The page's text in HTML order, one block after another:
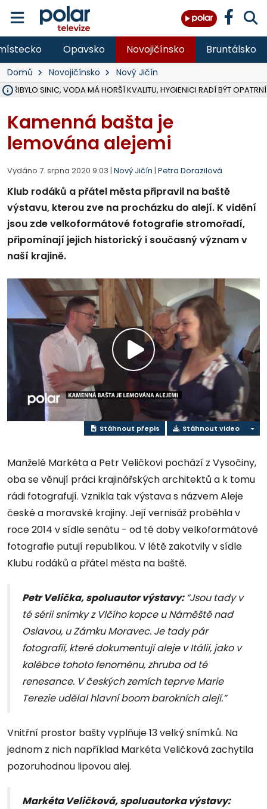
Opavsko Novojičínsko Bruntálsko
Domů Novojičínsko Nový Jičín
PŘIBYLO SINIC, VODA MÁ HORŠÍ KVALITU, HYGIENICI RADÍ BÝT OPATRNÍ
Kamenná bašta je
lemována alejemi
Vydáno 7. srpna 2020 9:03 | Nový Jičín | Petra Dorazilová
Klub rodáků a přátel města připravil na baště
výstavu, kterou zve na procházku do alejí. K vidění
jsou zde velkoformátové fotografie stromořadí,
připomínají jejich historický i současný význam v
naší krajině.
Přehrát
video
Stáhnout přepis Stáhnout video
Manželé Markéta a Petr Veličkovi pochází z Vysočiny,
oba se věnují práci krajinářských architektů a k tomu
rádi fotografují. Vznikla tak výstava s názvem Aleje
české a moravské krajiny. Její vernisáž proběhla v
roce 2014 v sídle senátu - od té doby velkoformátové
fotografie putují republikou. V létě zakotvily v sídle
Klubu rodáků a přátel města na baště.
Petr Velička, spoluautor výstavy:“Jsou tady v
té sérii snímky z Vlčího kopce u Náměště nad
Oslavou, u Zámku Moravec. Je tady pár
fotografií, které dokumentují aleje v Itálii, jako v
kolébce tohoto fenoménu, zhruba od té
renesance. V českých zemích teprve Marie
Terezie udělal hlavní boom barokních alejí.”
Vnitřní prostor bašty vyplňuje 13 velký snímků. Na
jednom z nich například Markéta Veličková zachytila
pozoruhodnou lipovou alej.
Markéta Veličková, spoluautorka výstavy: